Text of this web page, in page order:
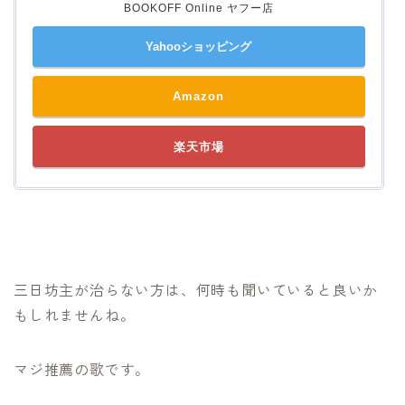
BOOKOFF Online ヤフー店
Yahooショッピング
Amazon
楽天市場
三日坊主が治らない方は、何時も聞いていると良いか
もしれませんね。
マジ推薦の歌です。